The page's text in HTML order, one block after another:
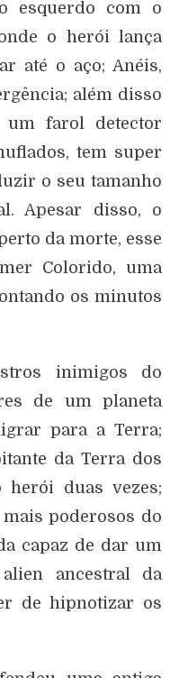
esquerdo com o
o herói lança
até o aço; Anéis,
além disso
um farol detector
tem super
o seu tamanho
Apesar disso, o
da morte, esse
Colorido, uma
os minutos
inimigos do
de um planeta
para a Terra;
da Terra dos
duas vezes;
poderosos do
capaz de dar um
ancestral da
de hipnotizar os